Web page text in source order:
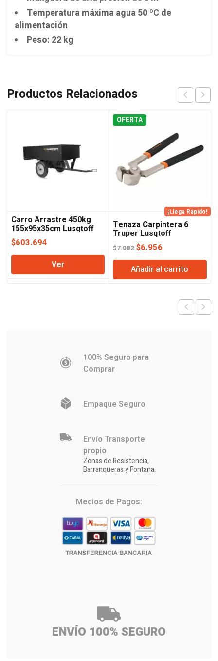
Temperatura máxima agua 50 ºC de
alimentación
Peso: 22 kg
Productos Relacionados
Carro Arrastre 450kg
155x95x35cm Lusqtoff
$603.694
Ver
OFERTA
¡Llega Rápido!
Tenaza Carpintera 6
Truper Lusqtoff
$7.082El
precio
original
era:
$6.956
precio
actual
es:
Añadir al carrito
100% Seguro para
Comprar
Empaque Seguro
Envío Transporte
propio
Zonas de Resistencia,
Barranqueras y Fontana.
Medios de Pagos:
ENVÍO 100% SEGURO